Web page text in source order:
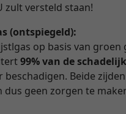
zult versteld staan!
(ontspiegeld):
op basis van
99% van de
Beide
geen zorgen te